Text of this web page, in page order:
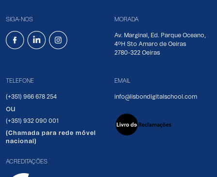
SIGA-NOS MORADA
Av. Marginal, Ed. Parque Oceano,
4ºH Sto Amaro de Oeiras
2780-322 Oeiras
TELEFONE
(+351) 966 678 254
ou
(+351) 932 090 001
(Chamada para rede móvel
nacional)
EMAIL
info@lisbondigitalschool.com
ACREDITAÇÕES